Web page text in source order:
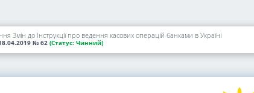
Змін до Інструкції про ведення касових операцій банками в Україні
№ 62 (Статус: Чинний)